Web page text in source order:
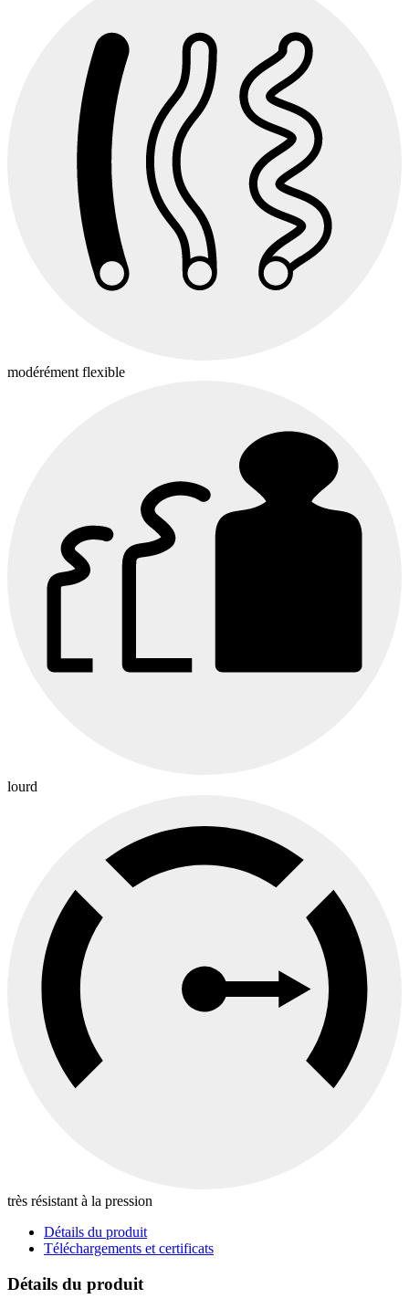
modérément flexible
lourd
très résistant à la pression
Détails du produit
Téléchargements et certificats
Détails du produit